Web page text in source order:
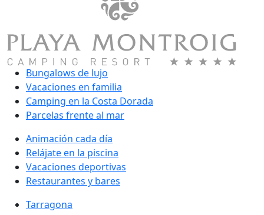
Bungalows de lujo
Vacaciones en familia
Camping en la Costa Dorada
Parcelas frente al mar
Animación cada día
Relájate en la piscina
Vacaciones deportivas
Restaurantes y bares
Tarragona